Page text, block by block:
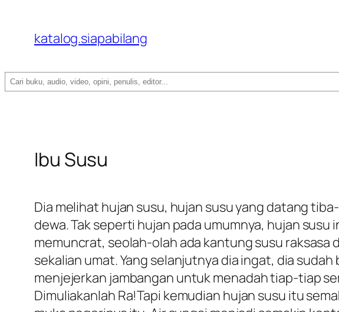
katalog.siapabilang
Search
Ibu Susu
Dia melihat hujan susu, hujan susu yang datang
dewa. Tak seperti hujan pada umumnya, hujan
memuncrat, seolah-olah ada kantung susu
sekalian umat. Yang selanjutnya dia ingat, dia
menjejerkan jambangan untuk menadah tiap-tiap
Dimuliakanlah Ra!Tapi kemudian hujan susu itu